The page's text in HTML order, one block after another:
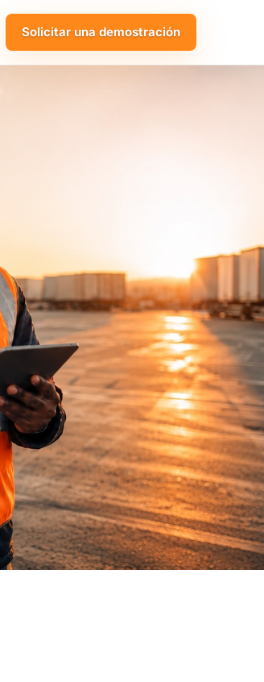
Solicitar una demostración